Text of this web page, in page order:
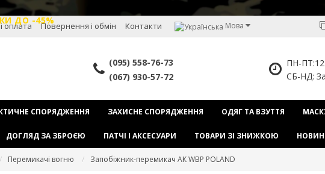
ДО -45%
оплата Повернення і обмін Контакти Мова
(095) 558-76-73
(067) 930-57-72
ПН-
СБ-НД:
СПОРЯДЖЕННЯ ЗАХИСНЕ СПОРЯДЖЕННЯ ОДЯГ ТА ВЗУТТЯ
ДОГЛЯД ЗА ЗБРОЄЮ ПАТЧІ І АКСЕСУАРИ ТОВАРИ ЗІ ЗНИЖКОЮ
Перемикачі вогню Запобіжник-перемикач АК WBP POLAND